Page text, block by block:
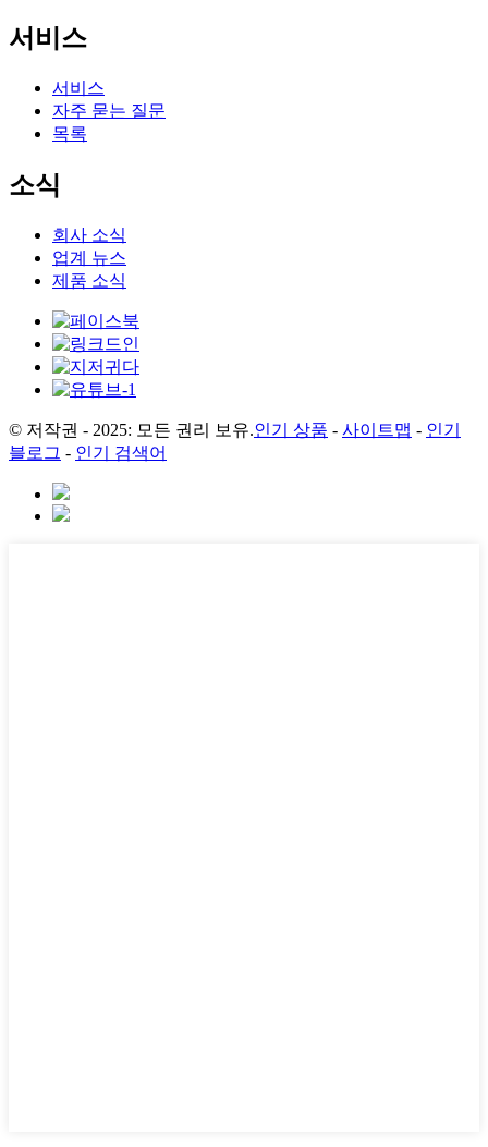
서비스
서비스
자주 묻는 질문
목록
소식
회사 소식
업계 뉴스
제품 소식
© 저작권 - 2025: 모든 권리 보유.인기 상품 - 사이트맵 - 인기
블로그 - 인기 검색어